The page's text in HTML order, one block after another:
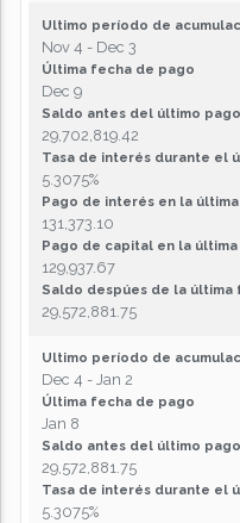
Ultimo período de
Nov 4 - Dec 3
Última fecha de pago
Dec 9
Saldo antes del último pago
29,702,819.42
Tasa de interés durante el
5.3075%
Pago de interés en la
131,373.10
Pago de capital en la
129,937.67
Saldo despúes de la última
29,572,881.75
Ultimo período de
Dec 4 - Jan 2
Última fecha de pago
Jan 8
Saldo antes del último pago
29,572,881.75
Tasa de interés durante el
5.3075%